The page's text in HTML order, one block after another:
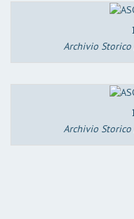
Archivio
Archivio